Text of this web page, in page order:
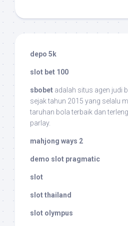
depo 5k
slot bet 100
sbobet adalah situs agen judi
sejak tahun 2015 yang selalu
taruhan bola terbaik dan
parlay.
mahjong ways 2
demo slot pragmatic
slot
slot thailand
slot olympus